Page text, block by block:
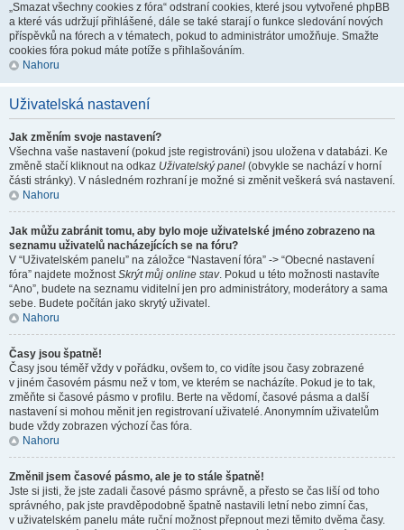
„Smazat všechny cookies z fóra“ odstraní cookies, které jsou vytvořené phpBB
a které vás udržují přihlášené, dále se také starají o funkce sledování nových
příspěvků na fórech a v tématech, pokud to administrátor umožňuje. Smažte
cookies fóra pokud máte potíže s přihlašováním.
Nahoru
Uživatelská nastavení
Jak změním svoje nastavení?
Všechna vaše nastavení (pokud jste registrováni) jsou uložena v databázi. Ke
změně stačí kliknout na odkaz Uživatelský panel (obvykle se nachází v horní
části stránky). V následném rozhraní je možné si změnit veškerá svá nastavení.
Nahoru
Jak můžu zabránit tomu, aby bylo moje uživatelské jméno zobrazeno na
seznamu uživatelů nacházejících se na fóru?
V “Uživatelském panelu” na záložce “Nastavení fóra” -> “Obecné nastavení
fóra” najdete možnostSkrýt můj online stav. Pokud u této možnosti nastavíte
“Ano”, budete na seznamu viditelní jen pro administrátory, moderátory a sama
sebe. Budete počítán jako skrytý uživatel.
Nahoru
Časy jsou špatně!
Časy jsou téměř vždy v pořádku, ovšem to, co vidíte jsou časy zobrazené
v jiném časovém pásmu než v tom, ve kterém se nacházíte. Pokud je to tak,
změňte si časové pásmo v profilu. Berte na vědomí, časové pásma a další
nastavení si mohou měnit jen registrovaní uživatelé. Anonymním uživatelům
bude vždy zobrazen výchozí čas fóra.
Nahoru
Změnil jsem časové pásmo, ale je to stále špatně!
Jste si jisti, že jste zadali časové pásmo správně, a přesto se čas liší od toho
správného, pak jste pravděpodobně špatně nastavili letní nebo zimní čas,
v uživatelském panelu máte ruční možnost přepnout mezi těmito dvěma časy.